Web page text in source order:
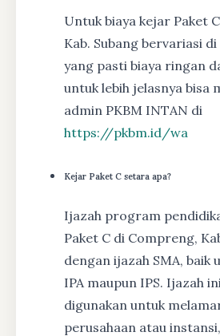
Untuk biaya kejar Paket
Kab. Subang bervariasi
yang pasti biaya ringan
untuk lebih jelasnya bisa
admin PKBM INTAN di
https://pkbm.id/wa
Kejar Paket C setara apa?
Ijazah program
Paket C di Compreng,
dengan ijazah SMA, baik
IPA maupun IPS. Ijazah
digunakan untuk
perusahaan atau